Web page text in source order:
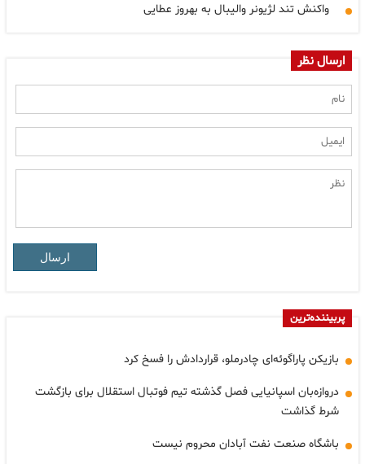
واکنش تند لژیونر والیبال به بهروز عطایی
ارسال نظر
ارسال
پربیننده‌ترین
بازیکن پاراگوئه‌ای چادرملو، قراردادش را فسخ کرد
دروازه‌بان اسپانیایی فصل گذشته تیم فوتبال استقلال برای بازگشت
شرط گذاشت
باشگاه صنعت نفت آبادان محروم نیست